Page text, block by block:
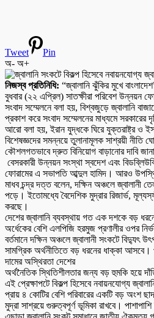
Tweet
Pin
অ- অ+
নিজস্ব প্রতিনিধি: “জ্বালানি ঝুঁকির মুখে
বুধবার (২২ এপ্রিল) সাতক্ষীরা পরিবেশ উন্নয়ন
সংবাদ সম্মেলনে বলা হয়, বিশ্বজুড়ে জ্বালানি
প্রকাশ করে সংবাদ সম্মেলনের মাধ্যমে সরকারের
আরো বলা হয়, ইরান যুদ্ধকে ঘিরে যুক্তরাষ্ট্র ও
বিশেষজ্ঞদের সমন্নয়ে তুলানামূলক সাশ্রয়ী নীতি
কৌশলগতভাবে দ্রুত বিনিয়োগ বাড়ানোর দাবি
বেসরকারী উন্নয়ন সংস্থা স্বদেশ এবং
ফোরামের এ সভাপতি আব্দুল হামিদ। আরও
মাধব চন্দ্র দত্ত বলেন, দক্ষিন অঞ্চলে জ্বালানী
পড়ে। ইতোমধ্যে বৈদেশিক মুদ্রার রিজার্ভ,
করছে।
দেশের জ্বালানি ব্যবস্থায় গত এক দশকে বড়
অর্ধেকের বেশি এলপিজি হরমুজ প্রণালীর ওপর
বর্তমানে দক্ষিন অঞ্চলে জ্বালানী সংকটে বিদ্যুৎ
সামগ্রিক অর্থনীতিতে বড় ধরনের ধাক্কা আসবে।
দামের অস্থিরতা দেশের
অর্থনৈতিক স্থিতিশীলতার জন্য বড় হুমকি হয়ে
এই প্রেক্ষাপটে বিকল্প হিসেবে নবায়নযোগ্য
প্রায় ৪ কোটির বেশি পরিবারের একটি বড় অংশ
মুদ্রা সাশ্রয়ে গুরুত্বপূর্ণ ভূমিকা রাখবে।